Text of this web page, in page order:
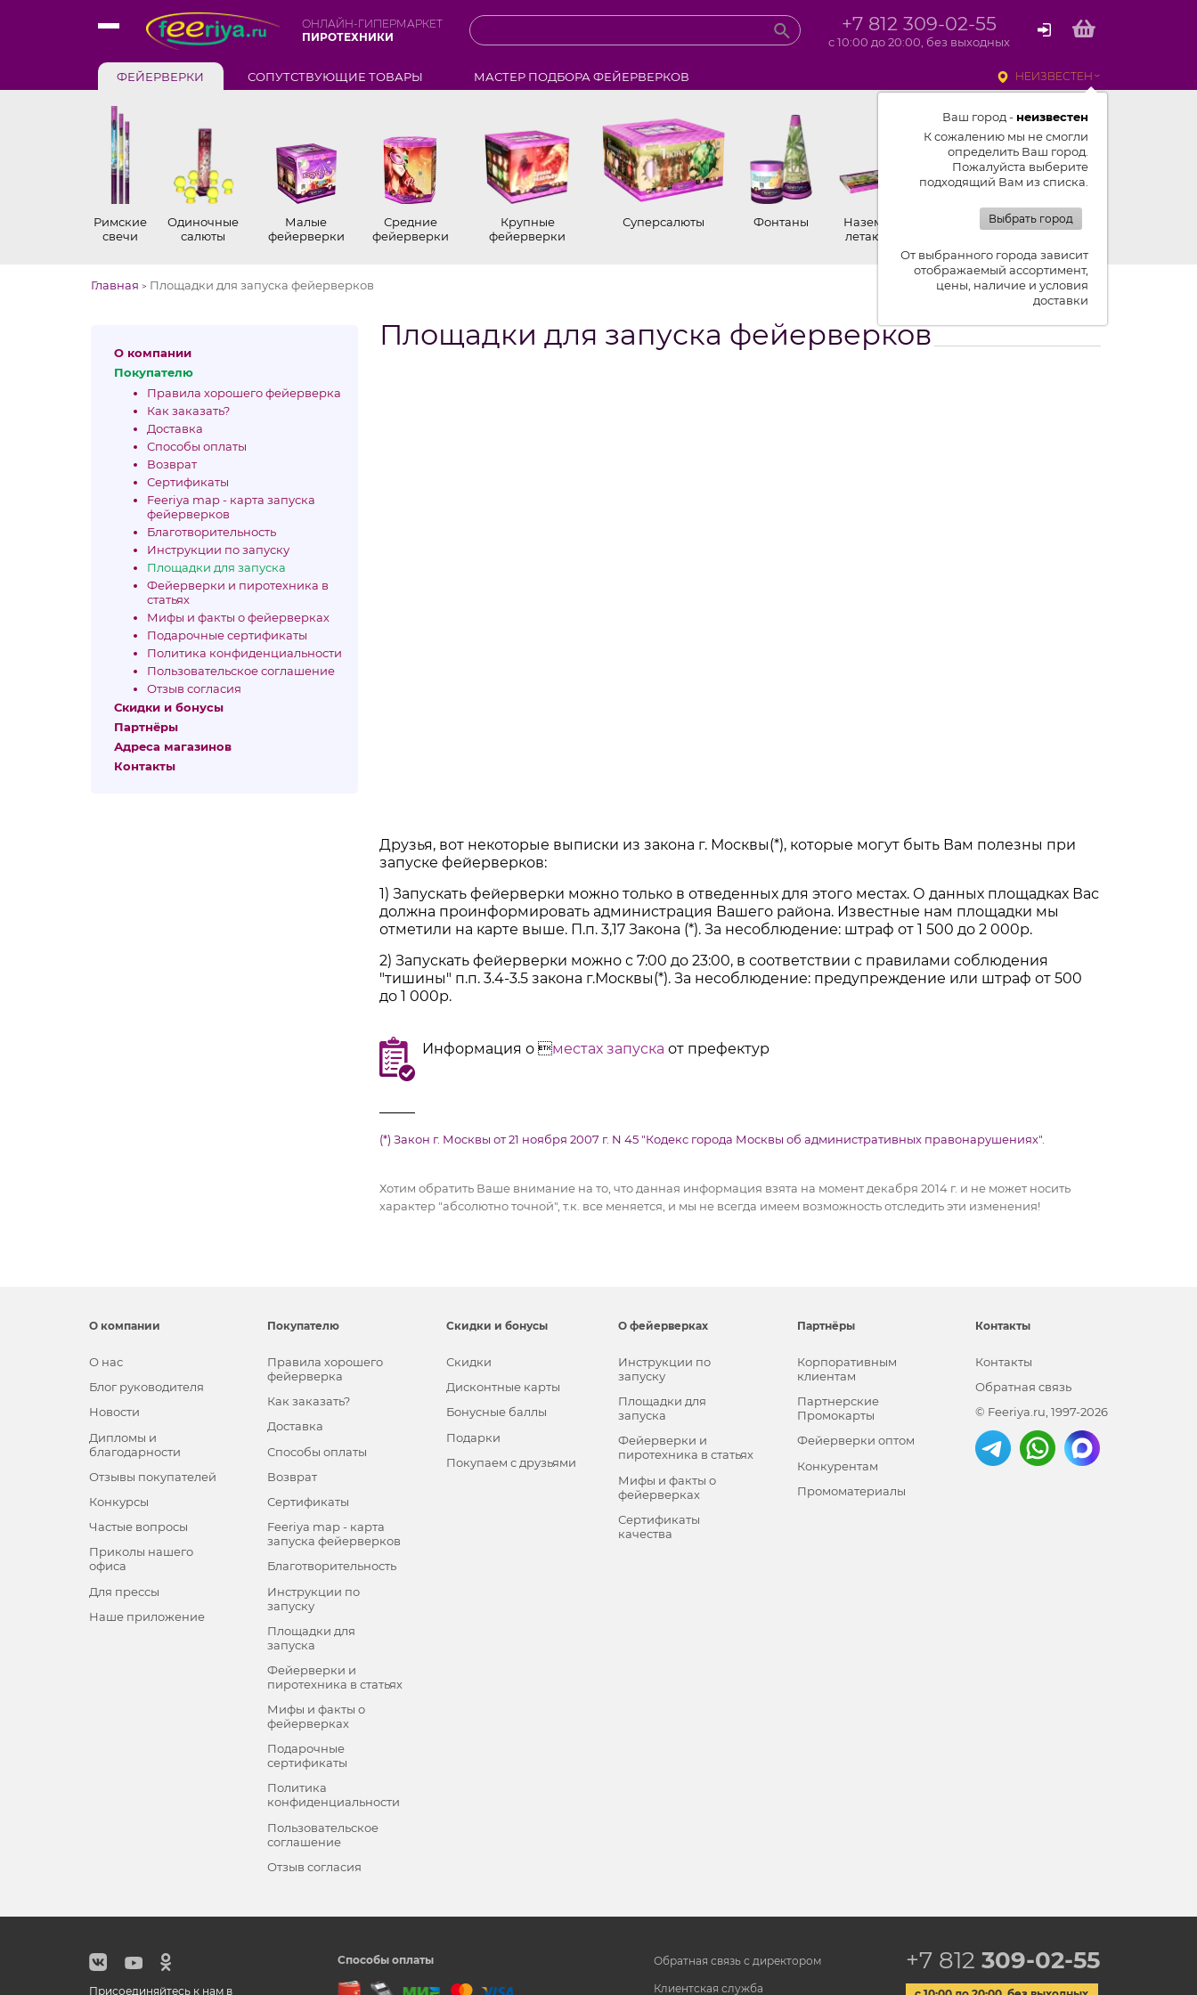
ОНЛАЙН-ГИПЕРМАРКЕТ
ПИРОТЕХНИКИ
+7 812 309-02-55
с 10:00 до 20:00, без выходных
ФЕЙЕРВЕРКИ СОПУТСТВУЮЩИЕ ТОВАРЫ МАСТЕР ПОДБОРА ФЕЙЕРВЕРКОВ НЕИЗВЕСТЕН
Ваш город - неизвестен
К сожалению мы не смогли
определить Ваш город.
Пожалуйста выберите
подходящий Вам из списка.
Выбрать город
От выбранного города зависит
отображаемый ассортимент,
цены, наличие и условия
доставки
Римские
свечи
Одиночные
салюты
Малые
фейерверки
Средние
фейерверки
Крупные
фейерверки
Суперсалюты Фонтаны
Наземные,
летающие
Петарды
Главная > Площадки для запуска фейерверков
О компании
Покупателю
Правила хорошего фейерверка
Как заказать?
Доставка
Способы оплаты
Возврат
Сертификаты
Feeriya map - карта запуска
фейерверков
Благотворительность
Инструкции по запуску
Площадки для запуска
Фейерверки и пиротехника в
статьях
Мифы и факты о фейерверках
Подарочные сертификаты
Политика конфиденциальности
Пользовательское соглашение
Отзыв согласия
Скидки и бонусы
Партнёры
Адреса магазинов
Контакты
Площадки для запуска фейерверков
Друзья, вот некоторые выписки из закона г. Москвы(*), которые могут быть Вам полезны при
запуске фейерверков:
1) Запускать фейерверки можно только в отведенных для этого местах. О данных площадках Вас
должна проинформировать администрация Вашего района. Известные нам площадки мы
отметили на карте выше. П.п. 3,17 Закона (*). За несоблюдение: штраф от 1 500 до 2 000р.
2) Запускать фейерверки можно с 7:00 до 23:00, в соответствии с правилами соблюдения
"тишины" п.п. 3.4-3.5 закона г.Москвы(*). За несоблюдение: предупреждение или штраф от 500
до 1 000р.
Информация о местах запуска от префектур
(*) Закон г. Москвы от 21 ноября 2007 г. N 45 "Кодекс города Москвы об административных правонарушениях".
Хотим обратить Ваше внимание на то, что данная информация взята на момент декабря 2014 г. и не может носить
характер "абсолютно точной", т.к. все меняется, и мы не всегда имеем возможность отследить эти изменения!
О компании
О нас
Блог руководителя
Новости
Дипломы и
благодарности
Отзывы покупателей
Конкурсы
Частые вопросы
Приколы нашего
офиса
Для прессы
Наше приложение
Покупателю
Правила хорошего
фейерверка
Как заказать?
Доставка
Способы оплаты
Возврат
Сертификаты
Feeriya map - карта
запуска фейерверков
Благотворительность
Инструкции по
запуску
Площадки для
запуска
Фейерверки и
пиротехника в статьях
Мифы и факты о
фейерверках
Подарочные
сертификаты
Политика
конфиденциальности
Пользовательское
соглашение
Отзыв согласия
Скидки и бонусы
Скидки
Дисконтные карты
Бонусные баллы
Подарки
Покупаем с друзьями
О фейерверках
Инструкции по
запуску
Площадки для
запуска
Фейерверки и
пиротехника в статьях
Мифы и факты о
фейерверках
Сертификаты
качества
Партнёры
Корпоративным
клиентам
Партнерские
Промокарты
Фейерверки оптом
Конкурентам
Промоматериалы
Контакты
Контакты
Обратная связь
© Feeriya.ru, 1997-2026
Присоединяйтесь к нам в
Способы оплаты Обратная связь с директором
Клиентская служба
+7 812 309-02-55